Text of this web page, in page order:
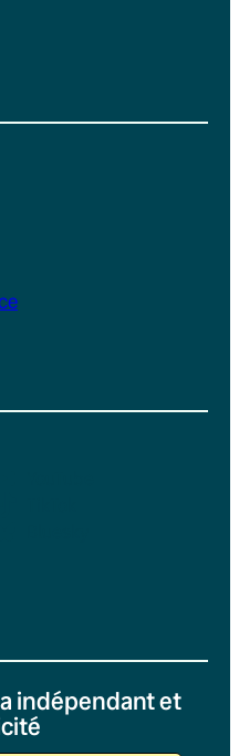
indépendant et